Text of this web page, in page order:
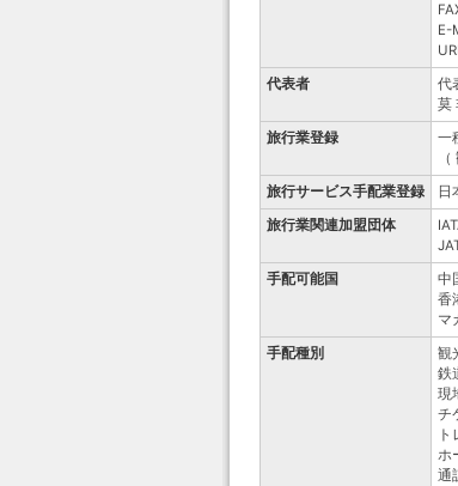
E-
代表者
代
莫
旅行業登録
一
旅行サービス手配業登録
日
旅行業関連加盟団体
手配可能国
中
香
マ
手配種別
観
鉄
現
チ
ホ
通